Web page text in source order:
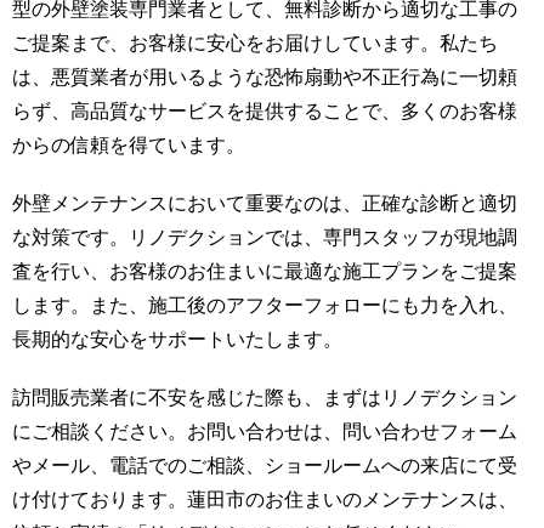
型の外壁塗装専門業者として、無料診断から適切な工事の
ご提案まで、お客様に安心をお届けしています。私たち
は、悪質業者が用いるような恐怖扇動や不正行為に一切頼
らず、高品質なサービスを提供することで、多くのお客様
からの信頼を得ています。
外壁メンテナンスにおいて重要なのは、正確な診断と適切
な対策です。リノデクションでは、専門スタッフが現地調
査を行い、お客様のお住まいに最適な施工プランをご提案
します。また、施工後のアフターフォローにも力を入れ、
長期的な安心をサポートいたします。
訪問販売業者に不安を感じた際も、まずはリノデクション
にご相談ください。お問い合わせは、問い合わせフォーム
やメール、電話でのご相談、ショールームへの来店にて受
け付けております。蓮田市のお住まいのメンテナンスは、